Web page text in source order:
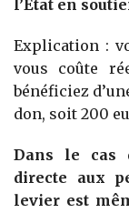
l’Etat en
Explication :
vous coûte
bénéficiez
don, soit 200
Dans le cas
directe aux
levier est